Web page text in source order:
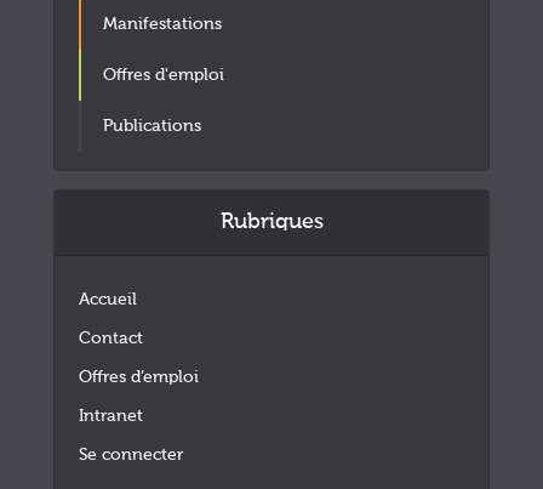
Manifestations
Offres d'emploi
Publications
Rubriques
Accueil
Contact
Offres d’emploi
Intranet
Se connecter